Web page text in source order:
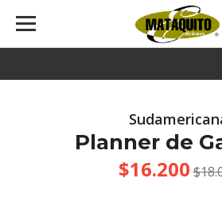
Planner de
$16.200